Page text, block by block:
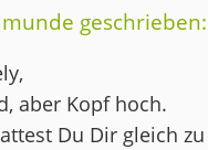
geschrieben:
aber Kopf hoch.
Du Dir gleich zu